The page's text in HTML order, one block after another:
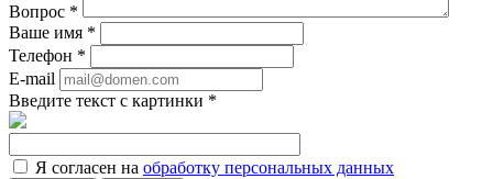
Вопрос *
Ваше имя *
Телефон *
E-mail
Введите текст с картинки *
Я согласен на обработку персональных данных